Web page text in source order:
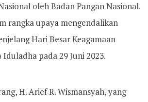
oleh Badan Pangan Nasional.
rangka upaya mengendalikan
Hari Besar Keagamaan
pada 29 Juni 2023.
H. Arief R. Wismansyah, yang